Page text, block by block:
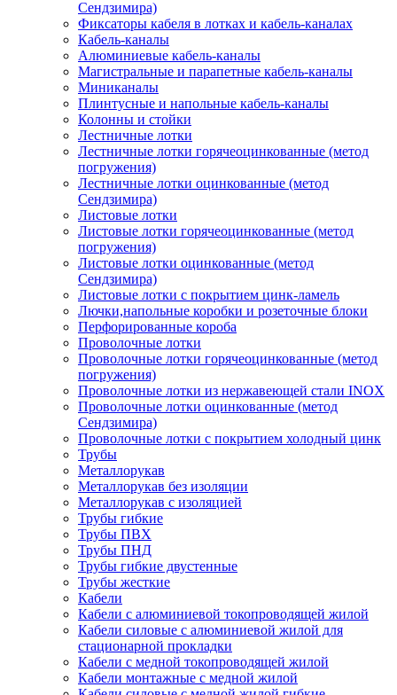
Сендзимира)
Фиксаторы кабеля в лотках и кабель-каналах
Кабель-каналы
Алюминиевые кабель-каналы
Магистральные и парапетные кабель-каналы
Миниканалы
Плинтусные и напольные кабель-каналы
Колонны и стойки
Лестничные лотки
Лестничные лотки горячеоцинкованные (метод
погружения)
Лестничные лотки оцинкованные (метод
Сендзимира)
Листовые лотки
Листовые лотки горячеоцинкованные (метод
погружения)
Листовые лотки оцинкованные (метод
Сендзимира)
Листовые лотки с покрытием цинк-ламель
Лючки,напольные коробки и розеточные блоки
Перфорированные короба
Проволочные лотки
Проволочные лотки горячеоцинкованные (метод
погружения)
Проволочные лотки из нержавеющей стали INOX
Проволочные лотки оцинкованные (метод
Сендзимира)
Проволочные лотки с покрытием холодный цинк
Трубы
Металлорукав
Металлорукав без изоляции
Металлорукав с изоляцией
Трубы гибкие
Трубы ПВХ
Трубы ПНД
Трубы гибкие двустенные
Трубы жесткие
Кабели
Кабели с алюминиевой токопроводящей жилой
Кабели силовые с алюминиевой жилой для
стационарной прокладки
Кабели с медной токопроводящей жилой
Кабели монтажные с медной жилой